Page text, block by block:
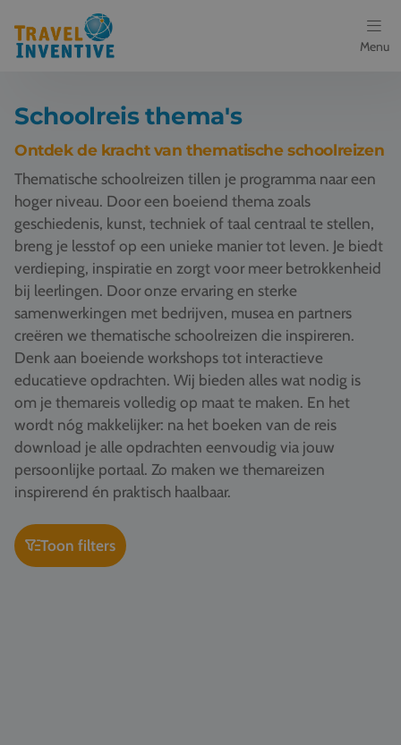
Menu
Bestemmingen
Schoolreis thema's
Voor docenten
Over ons
Een offerte aanvragen
Referenties
Vacatures
Contact
076 522 30 57
Klantportaal
Schoolreis thema's
Ontdek de kracht van thematische schoolreizen
Thematische schoolreizen tillen je programma naar een
hoger niveau. Door een boeiend thema zoals
geschiedenis, kunst, techniek of taal centraal te stellen,
breng je lesstof op een unieke manier tot leven. Je biedt
verdieping, inspiratie en zorgt voor meer betrokkenheid
bij leerlingen. Door onze ervaring en sterke
samenwerkingen met bedrijven, musea en partners
creëren we thematische schoolreizen die inspireren.
Denk aan boeiende workshops tot interactieve
educatieve opdrachten. Wij bieden alles wat nodig is
om je themareis volledig op maat te maken. En het
wordt nóg makkelijker: na het boeken van de reis
download je alle opdrachten eenvoudig via jouw
persoonlijke portaal. Zo maken we themareizen
inspirerend én praktisch haalbaar.
Toon filters